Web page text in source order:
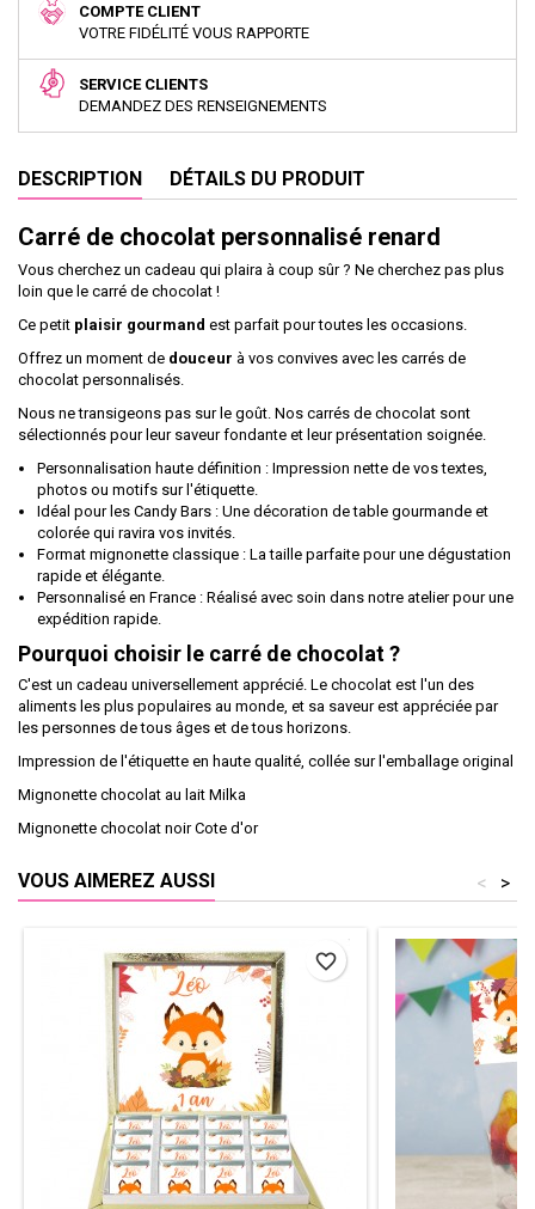
COMPTE CLIENT
VOTRE FIDÉLITÉ VOUS RAPPORTE
SERVICE CLIENTS
DEMANDEZ DES RENSEIGNEMENTS
DESCRIPTION DÉTAILS DU PRODUIT
Carré de chocolat personnalisé renard
Vous cherchez un cadeau qui plaira à coup sûr ? Ne cherchez pas plus
loin que le carré de chocolat !
Ce petit plaisir gourmand est parfait pour toutes les occasions.
Offrez un moment de douceur à vos convives avec les carrés de
chocolat personnalisés.
Nous ne transigeons pas sur le goût. Nos carrés de chocolat sont
sélectionnés pour leur saveur fondante et leur présentation soignée.
Personnalisation haute définition : Impression nette de vos textes,
photos ou motifs sur l'étiquette.
Idéal pour les Candy Bars : Une décoration de table gourmande et
colorée qui ravira vos invités.
Format mignonette classique : La taille parfaite pour une dégustation
rapide et élégante.
Personnalisé en France : Réalisé avec soin dans notre atelier pour une
expédition rapide.
Pourquoi choisir le carré de chocolat ?
C'est un cadeau universellement apprécié. Le chocolat est l'un des
aliments les plus populaires au monde, et sa saveur est appréciée par
les personnes de tous âges et de tous horizons.
Impression de l'étiquette en haute qualité, collée sur l'emballage original
Mignonette chocolat au lait Milka
Mignonette chocolat noir Cote d'or
VOUS AIMEREZ AUSSI >
<
favorite_border